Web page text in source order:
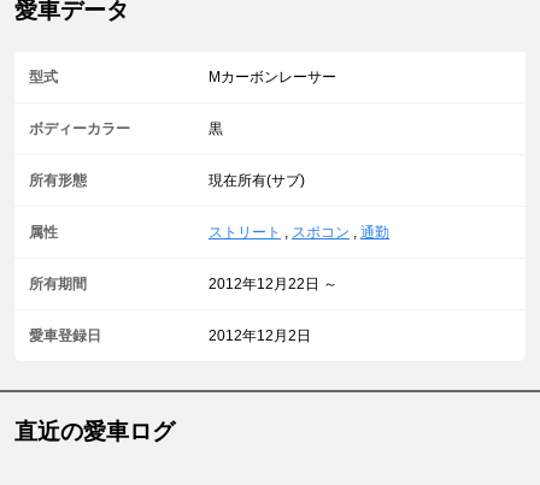
愛車データ
型式 Mカーボンレーサー
ボディーカラー 黒
所有形態 現在所有(サブ)
属性 ストリート スポコン 通勤
所有期間 2012年12月22日 ～
愛車登録日 2012年12月2日
直近の愛車ログ